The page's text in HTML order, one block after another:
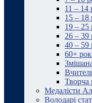
11 – 14
15 – 18
19 – 25
26 – 39
40 – 59
60+
Творча
Медалісти
Володарі